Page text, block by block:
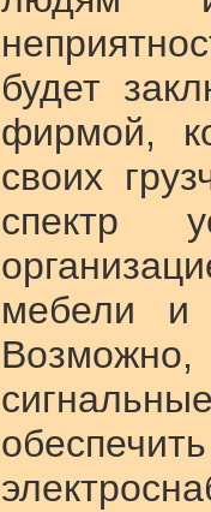
будет
фирмой,
своих
спектр
мебели и